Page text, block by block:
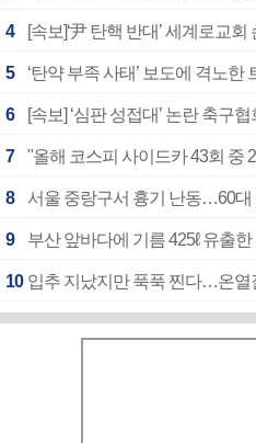
4 [속보]‘尹 탄핵 반대’ 세계로교
5
6
7 "올해 코스피 사이드카 43회 중
8 서울 중랑구서 흉기 난동…60대
9 부산 앞바다에 기름 425ℓ 유출
10 입추 지났지만 푹푹 찐다…온열